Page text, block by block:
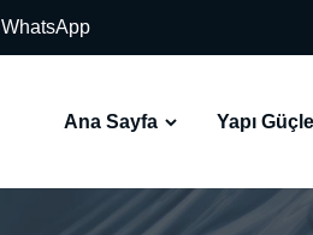
WhatsApp
Ana Sayfa Yapı